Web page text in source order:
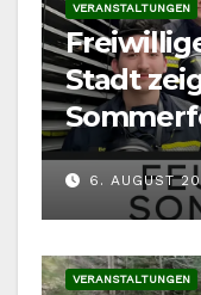
VERANSTALTUNGEN
Stadt
6. AUGUST
VERANSTALTUNGEN